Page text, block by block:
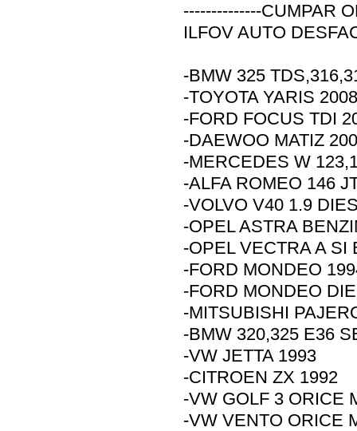
--------------CUMPAR
ILFOV AUTO
-BMW 325
-TOYOTA YARIS 2008
-FORD FOCUS TDI
-DAEWOO MATIZ
-MERCEDES W
-ALFA ROMEO 146
-VOLVO V40 1.9
-OPEL ASTRA
-OPEL VECTRA A SI
-FORD MONDEO
-FORD MONDEO
-MITSUBISHI
-BMW 320,325 E36
-VW JETTA 1993
-CITROEN ZX 1992
-VW GOLF 3 ORICE
-VW VENTO ORICE